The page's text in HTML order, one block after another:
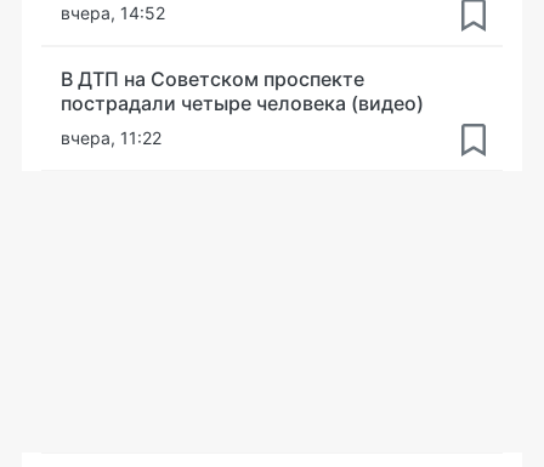
вчера, 14:52
В ДТП на Советском проспекте
пострадали четыре человека (видео)
вчера, 11:22